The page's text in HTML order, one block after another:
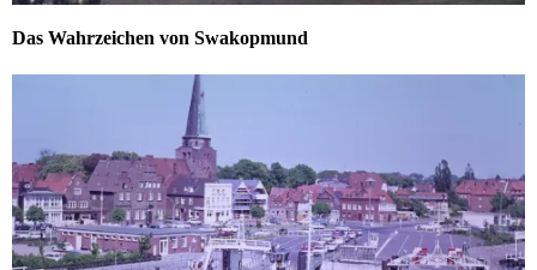
Das Wahrzeichen von Swakopmund